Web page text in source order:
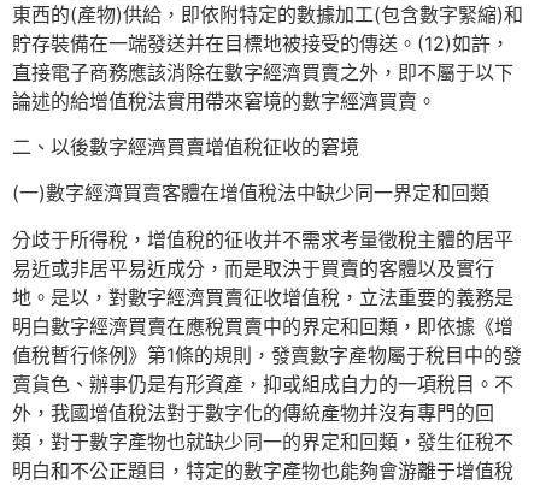
東西的(產物)供給，即依附特定的數據加工(包含數字緊縮)和
貯存裝備在一端發送并在目標地被接受的傳送。(12)如許，
直接電子商務應該消除在數字經濟買賣之外，即不屬于以下
論述的給增值稅法實用帶來窘境的數字經濟買賣。
二、以後數字經濟買賣增值稅征收的窘境
(一)數字經濟買賣客體在增值稅法中缺少同一界定和回類
分歧于所得稅，增值稅的征收并不需求考量徵稅主體的居平
易近或非居平易近成分，而是取決于買賣的客體以及實行
地。是以，對數字經濟買賣征收增值稅，立法重要的義務是
明白數字經濟買賣在應稅買賣中的界定和回類，即依據《增
值稅暫行條例》第1條的規則，發賣數字產物屬于稅目中的發
賣貨色、辦事仍是有形資產，抑或組成自力的一項稅目。不
外，我國增值稅法對于數字化的傳統產物并沒有專門的回
類，對于數字產物也就缺少同一的界定和回類，發生征稅不
明白和不公正題目，特定的數字產物也能夠會游離于增值稅